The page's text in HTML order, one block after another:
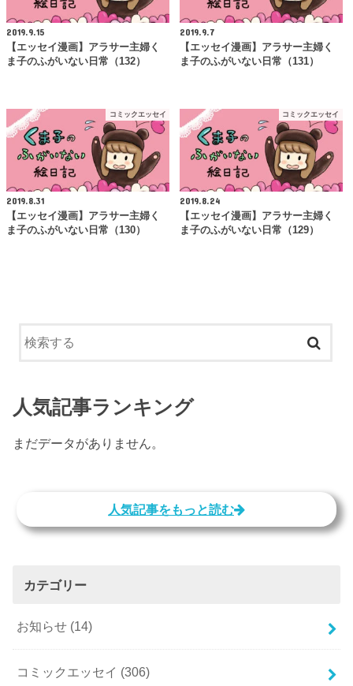
2019.9.15
【エッセイ漫画】アラサー主婦く
ま子のふがいない日常（132）
2019.9.7
【エッセイ漫画】アラサー主婦く
ま子のふがいない日常（131）
コミックエッセイ
2019.8.31
【エッセイ漫画】アラサー主婦く
ま子のふがいない日常（130）
コミックエッセイ
2019.8.24
【エッセイ漫画】アラサー主婦く
ま子のふがいない日常（129）
人気記事ランキング
まだデータがありません。
人気記事をもっと読む
カテゴリー
お知らせ (14)
コミックエッセイ (306)